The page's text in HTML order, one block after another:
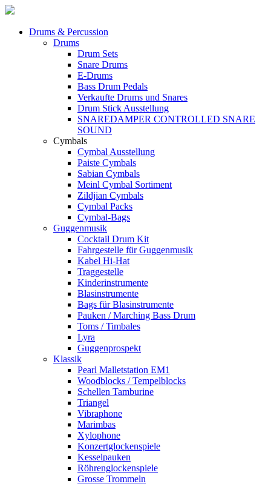
Drums & Percussion
Drums
Drum Sets
Snare Drums
E-Drums
Bass Drum Pedals
Verkaufte Drums und Snares
Drum Stick Ausstellung
SNAREDAMPER CONTROLLED SNARE
SOUND
Cymbals
Cymbal Ausstellung
Paiste Cymbals
Sabian Cymbals
Meinl Cymbal Sortiment
Zildjian Cymbals
Cymbal Packs
Cymbal-Bags
Guggenmusik
Cocktail Drum Kit
Fahrgestelle für Guggenmusik
Kabel Hi-Hat
Traggestelle
Kinderinstrumente
Blasinstrumente
Bags für Blasinstrumente
Pauken / Marching Bass Drum
Toms / Timbales
Lyra
Guggenprospekt
Klassik
Pearl Malletstation EM1
Woodblocks / Tempelblocks
Schellen Tamburine
Triangel
Vibraphone
Marimbas
Xylophone
Konzertglockenspiele
Kesselpauken
Röhren­glocken­spiele
Grosse Trommeln